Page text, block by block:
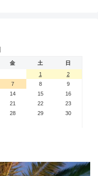
金 土
日
1
2
7 8
9
14 15
16
21 22
23
28 29
30